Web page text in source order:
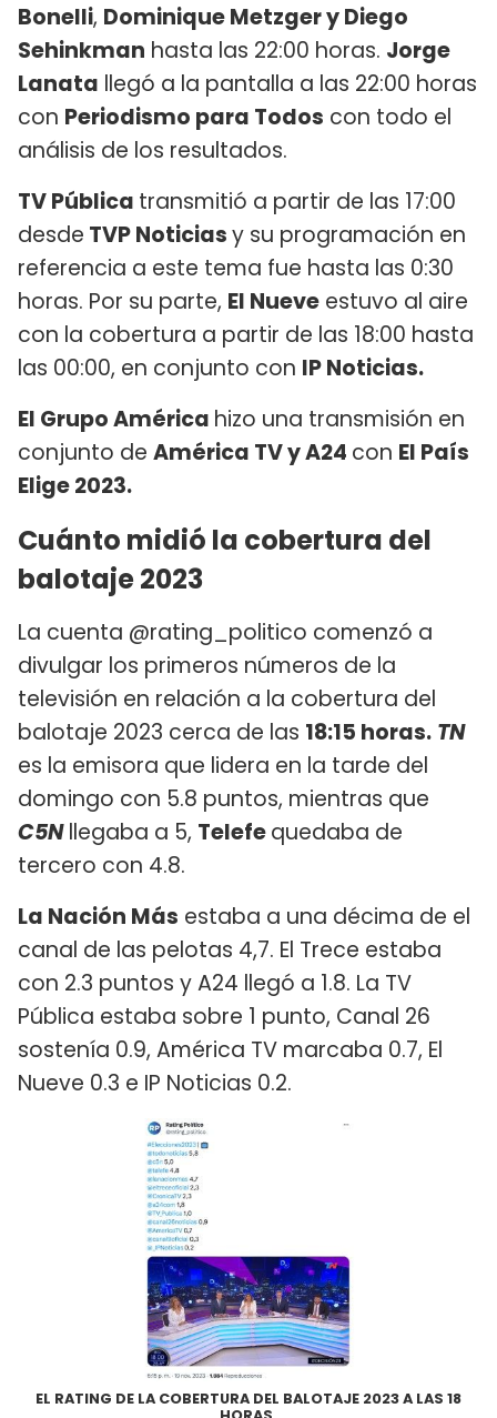
Bonelli, Dominique Metzger y Diego
Sehinkman hasta las 22:00 horas. Jorge
Lanata llegó a la pantalla a las 22:00 horas
con Periodismo para Todos con todo el
análisis de los resultados.
TV Pública transmitió a partir de las 17:00
desde TVP Noticiasy su programación en
referencia a este tema fue hasta las 0:30
horas. Por su parte, El Nueve estuvo al aire
con la cobertura a partir de las 18:00 hasta
las 00:00, en conjunto con IP Noticias.
El Grupo América hizo una transmisión en
conjunto de América TV y A24 con El País
Elige 2023.
Cuánto midió la cobertura del
balotaje 2023
La cuenta @rating_politico comenzó a
divulgar los primeros números de la
televisión en relación a la cobertura del
balotaje 2023 cerca de las 18:15 horas. TN
es la emisora que lidera en la tarde del
domingo con 5.8 puntos, mientras que
C5Nllegaba a 5, Telefequedaba de
tercero con 4.8.
La Nación Más estaba a una décima de el
canal de las pelotas 4,7. El Trece estaba
con 2.3 puntos y A24 llegó a 1.8. La TV
Pública estaba sobre 1 punto, Canal 26
sostenía 0.9, América TV marcaba 0.7, El
Nueve 0.3 e IP Noticias 0.2.
EL RATING DE LA COBERTURA DEL BALOTAJE 2023 A LAS 18